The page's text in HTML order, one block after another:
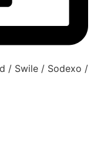
/ Swile / Sodexo /